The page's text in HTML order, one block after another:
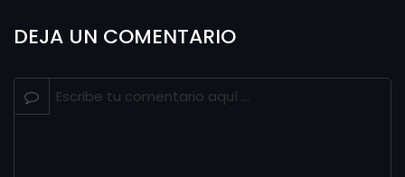
DEJA UN COMENTARIO